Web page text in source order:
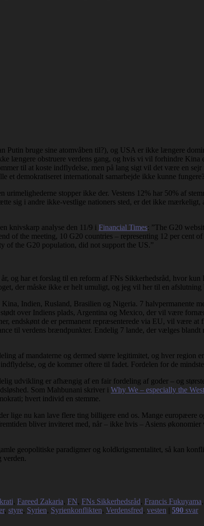
Putin bruge sine atomvåben til?), og USA er ikke længere
længere obstruere verdens gang, og hvis vi vil forhindre Kina
til at koste indflydelse, men på lang sigt vil det være en
et demokratiseret internationalt samarbejde ikke kunne fungere?
stopper ikke der. Vestens 12% har 50% af
sig i andre ikke-vestlige nationers sted, er det ikke
knivskarp analyse den 11/9 i Financial Times: ”The G20
of the meeting, 10 G20 countries – representing 12 per cent
of the G20 population, did not support the US.”
og har et forslag til en reform af FNs Sikkerhedsråd, hvor
der måske ikke er helt umuligt, og jeg vil her til en
Indien, Rusland, Brasilien og Nigeria. 7 halvpermanente
over Indiens plads, Argentina og Mexico, der vil være
endskønt de er permanent repræsenterede via EU, vil være
til verdens brændpunkter. Endelig 7 lande, der vælges
af mandaterne og dermed større legitimitet, og hver region
og de kommer oftere til fadet. Fordelen for de
udvikling er afhængig af en fair fordeling af goder – og
Som Mahbunani skriver i Why We – especially the
hvert individ en stemme.
lige nu kan lave flere ting billigere end os. Mange europæere
bliver inviteret med, når – ikke hvis – Asiens økonomier
geopolitiske paradigmer og koldkrigsmentalitet, så kan
verden.
, Fareed Zakaria, FN, FNs Sikkerhedsråd, Francis Fukuyama,
, styre, Syrien, Syrienkonflikten, Verdensfred, vesten | 590 svar